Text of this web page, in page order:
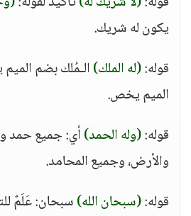
يكون له شريك.
قوله:(له الملك)الـمُلك بضم
الميم يخص.
قوله:(وله الحمد)أي: جميع حمد
والأرض، وجميع المحامد.
قوله:(سبحان الله)سبحان: عَلَمٌ